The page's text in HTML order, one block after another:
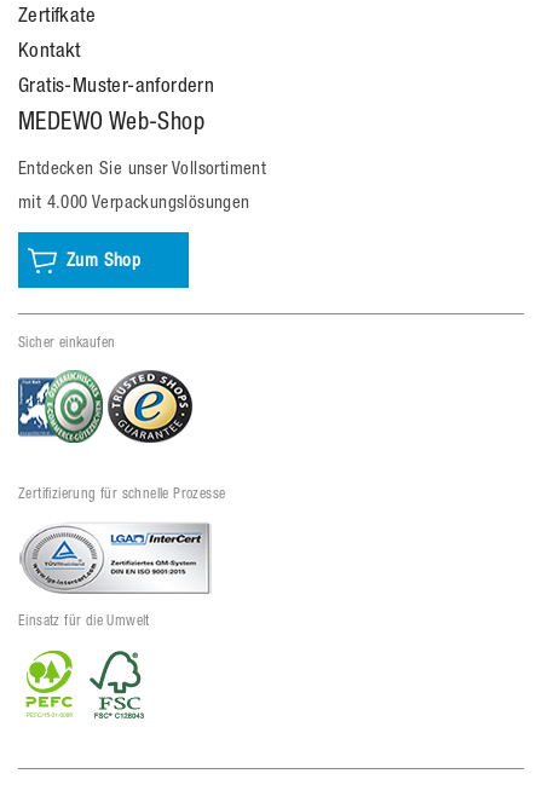
Zertifkate
Kontakt
Gratis-Muster-anfordern
MEDEWO Web-Shop
Entdecken Sie unser Vollsortiment
mit 4.000 Verpackungslösungen
Zum Shop
Sicher einkaufen
Zertifizierung für schnelle Prozesse
Einsatz für die Umwelt